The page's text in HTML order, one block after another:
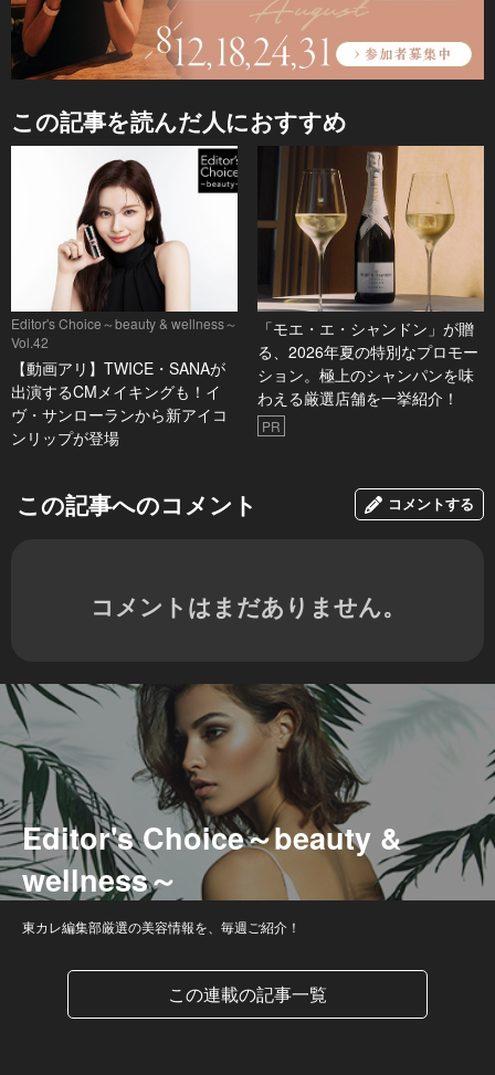
この記事を読んだ人におすすめ
Editor's Choice～beauty & wellness～
Vol.42
【動画アリ】TWICE・SANAが
出演するCMメイキングも！イ
ヴ・サンローランから新アイコ
ンリップが登場
「モエ・エ・シャンドン」が贈
る、2026年夏の特別なプロモー
ション。極上のシャンパンを味
わえる厳選店舗を一挙紹介！
PR
この記事へのコメント コメントする
コメントはまだありません。
Editor's Choice～beauty &
wellness～
東カレ編集部厳選の美容情報を、毎週ご紹介！
この連載の記事一覧